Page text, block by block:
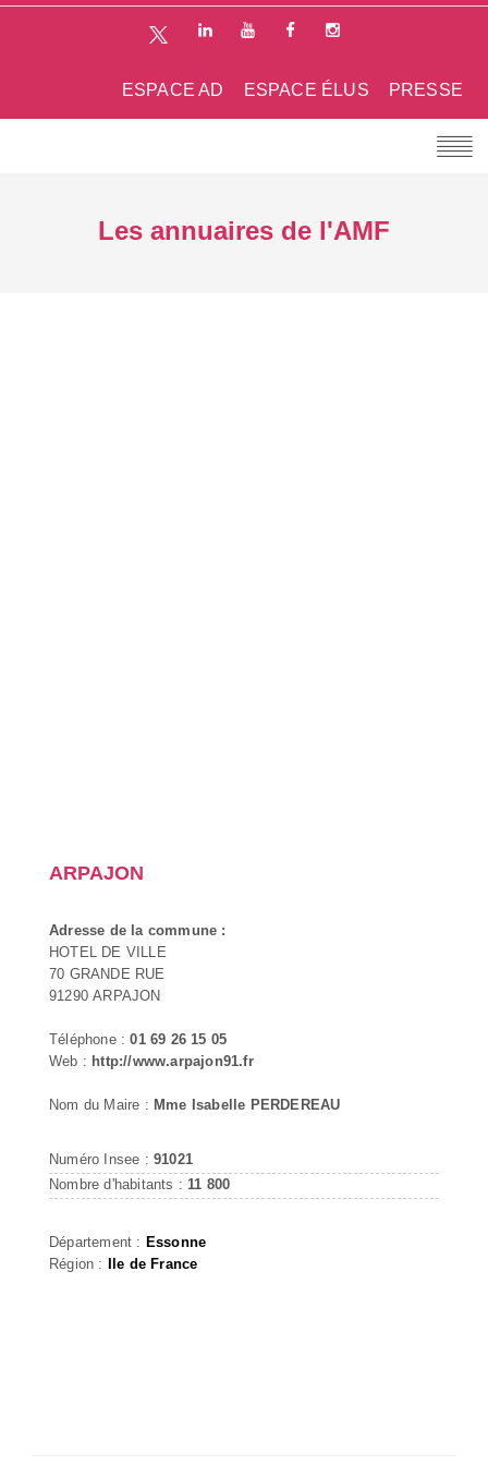
PRESSE
ESPACE ÉLUS
ESPACE AD
Les annuaires de l'AMF
ARPAJON
Adresse de la commune :
HOTEL DE VILLE
70 GRANDE RUE
91290 ARPAJON
Téléphone :01 69 26 15 05
Web : http://www.arpajon91.fr
Nom du Maire : Mme Isabelle PERDEREAU
Numéro Insee : 91021
Nombre d'habitants : 11 800
Département : Essonne
Région : Ile de France